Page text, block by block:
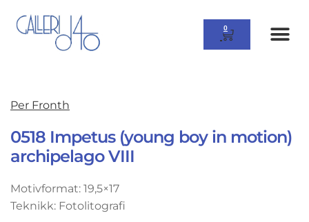
0
Per Fronth
0518 Impetus (young boy in motion)
archipelago VIII
Motivformat: 19,5×17
Teknikk: Fotolitografi